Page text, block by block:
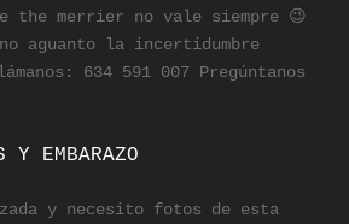
the merrier no vale siempre 😉
aguanto la incertidumbre
634 591 007 Pregúntanos
EMBARAZO
y necesito fotos de esta